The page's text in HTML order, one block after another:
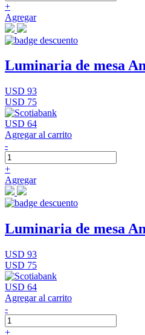
+
Agregar
Luminaria de mesa
USD 93
USD 75
USD 64
Agregar al carrito
-
+
Agregar
Luminaria de mesa
USD 93
USD 75
USD 64
Agregar al carrito
-
+